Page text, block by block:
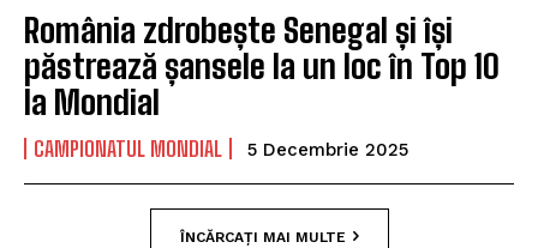
România zdrobește Senegal și își
păstrează șansele la un loc în Top 10
la Mondial
CAMPIONATUL MONDIAL 5 Decembrie 2025
ÎNCĂRCAȚI MAI MULTE